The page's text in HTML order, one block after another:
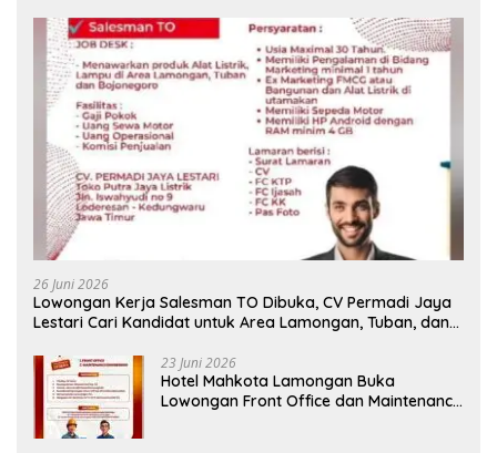
26 Juni 2026
Lowongan Kerja Salesman TO Dibuka, CV Permadi Jaya
Lestari Cari Kandidat untuk Area Lamongan, Tuban, dan
23 Juni 2026
Hotel Mahkota Lamongan Buka
Lowongan Front Office dan Maintenance